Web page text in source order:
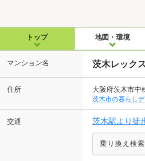
トップ 地図・環境
マンション名 茨木レック
住所 大阪府茨木市中
茨木市の暮らし
交通 茨木駅より徒
乗り換え検索